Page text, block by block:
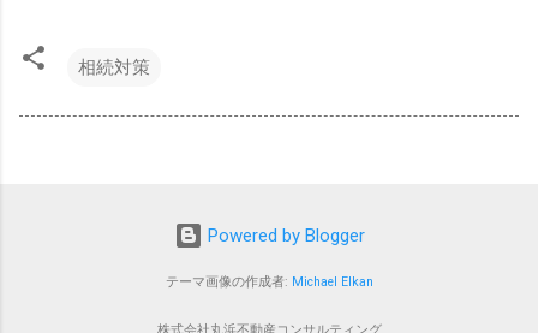
相続対策
Powered by Blogger
テーマ画像の作成者: Michael Elkan